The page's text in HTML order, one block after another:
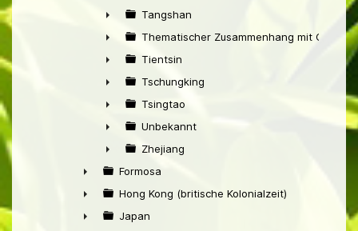
►
►
Tangshan
►
Thematischer Zusammenhang mit China
►
Tientsin
►
Tschungking
►
Tsingtao
►
Unbekannt
►
Zhejiang
►
Formosa
►
Hong Kong (britische Kolonialzeit)
Japan